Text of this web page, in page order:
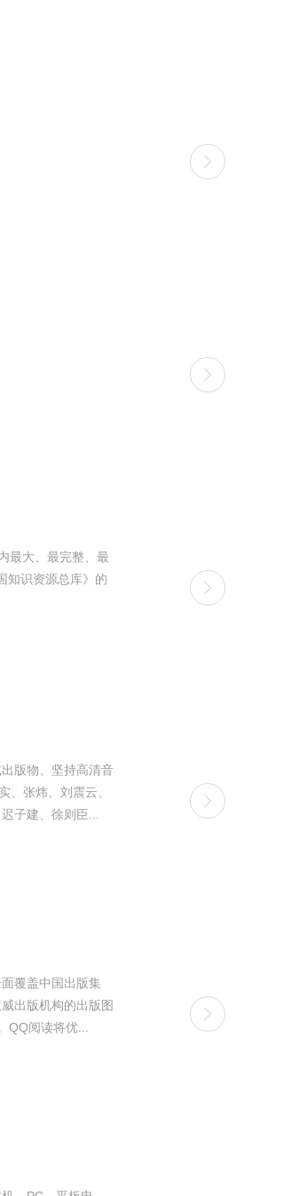
最大、最完整、最
版物、坚持高清音
、张炜、刘震云、
子建、徐则臣...
覆盖中国出版集
出版机构的出版图
阅读将优...